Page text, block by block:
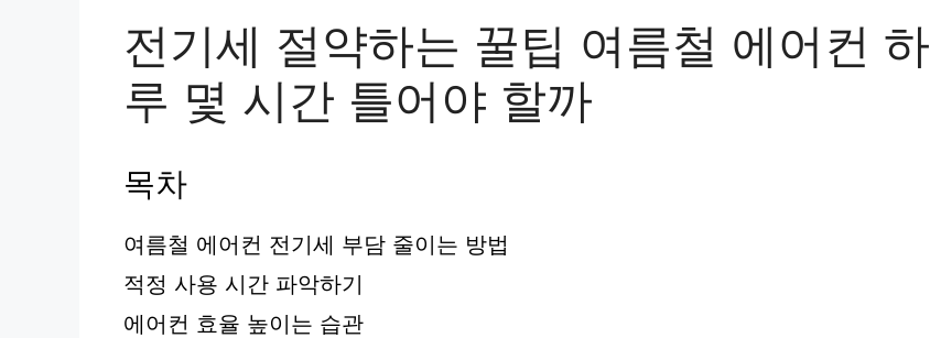
전기세 절약하는 꿀팁 여름철 에어컨 하
루 몇 시간 틀어야 할까
목차
여름철 에어컨 전기세 부담 줄이는 방법
적정 사용 시간 파악하기
에어컨 효율 높이는 습관